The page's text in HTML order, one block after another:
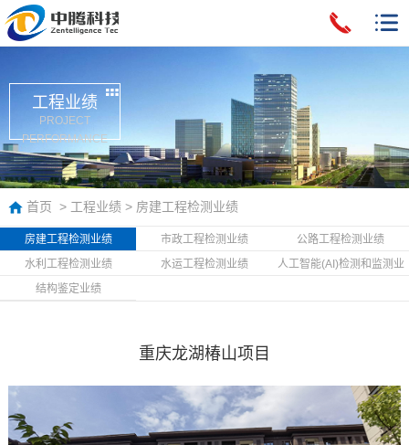
工程业绩
PROJECT
PERFORMANCE
首页 > 工程业绩> 房建工程检测业绩
房建工程检测业绩 市政工程检测业绩
公路工程检测业绩
水利工程检测业绩
水运工程检测业绩
人工智能(AI)检测和监测业
结构鉴定业绩
重庆龙湖椿山项目